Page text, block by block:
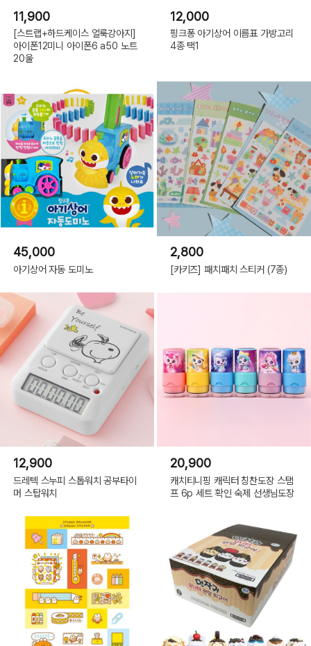
11,900
[스트랩+하드케이스 얼룩강아지]
아이폰12미니 아이폰6 a50 노트
20울
12,000
핑크퐁 아기상어 이름표 가방고리
4종 택1
45,000
아기상어 자동 도미노
2,800
[카키즈] 패치패치 스티커 (7종)
12,900
드레텍 스누피 스톱워치 공부타이
머 스탑워치
20,900
캐치티니핑 캐릭터 칭찬도장 스탬
프 6p 세트 확인 숙제 선생님도장